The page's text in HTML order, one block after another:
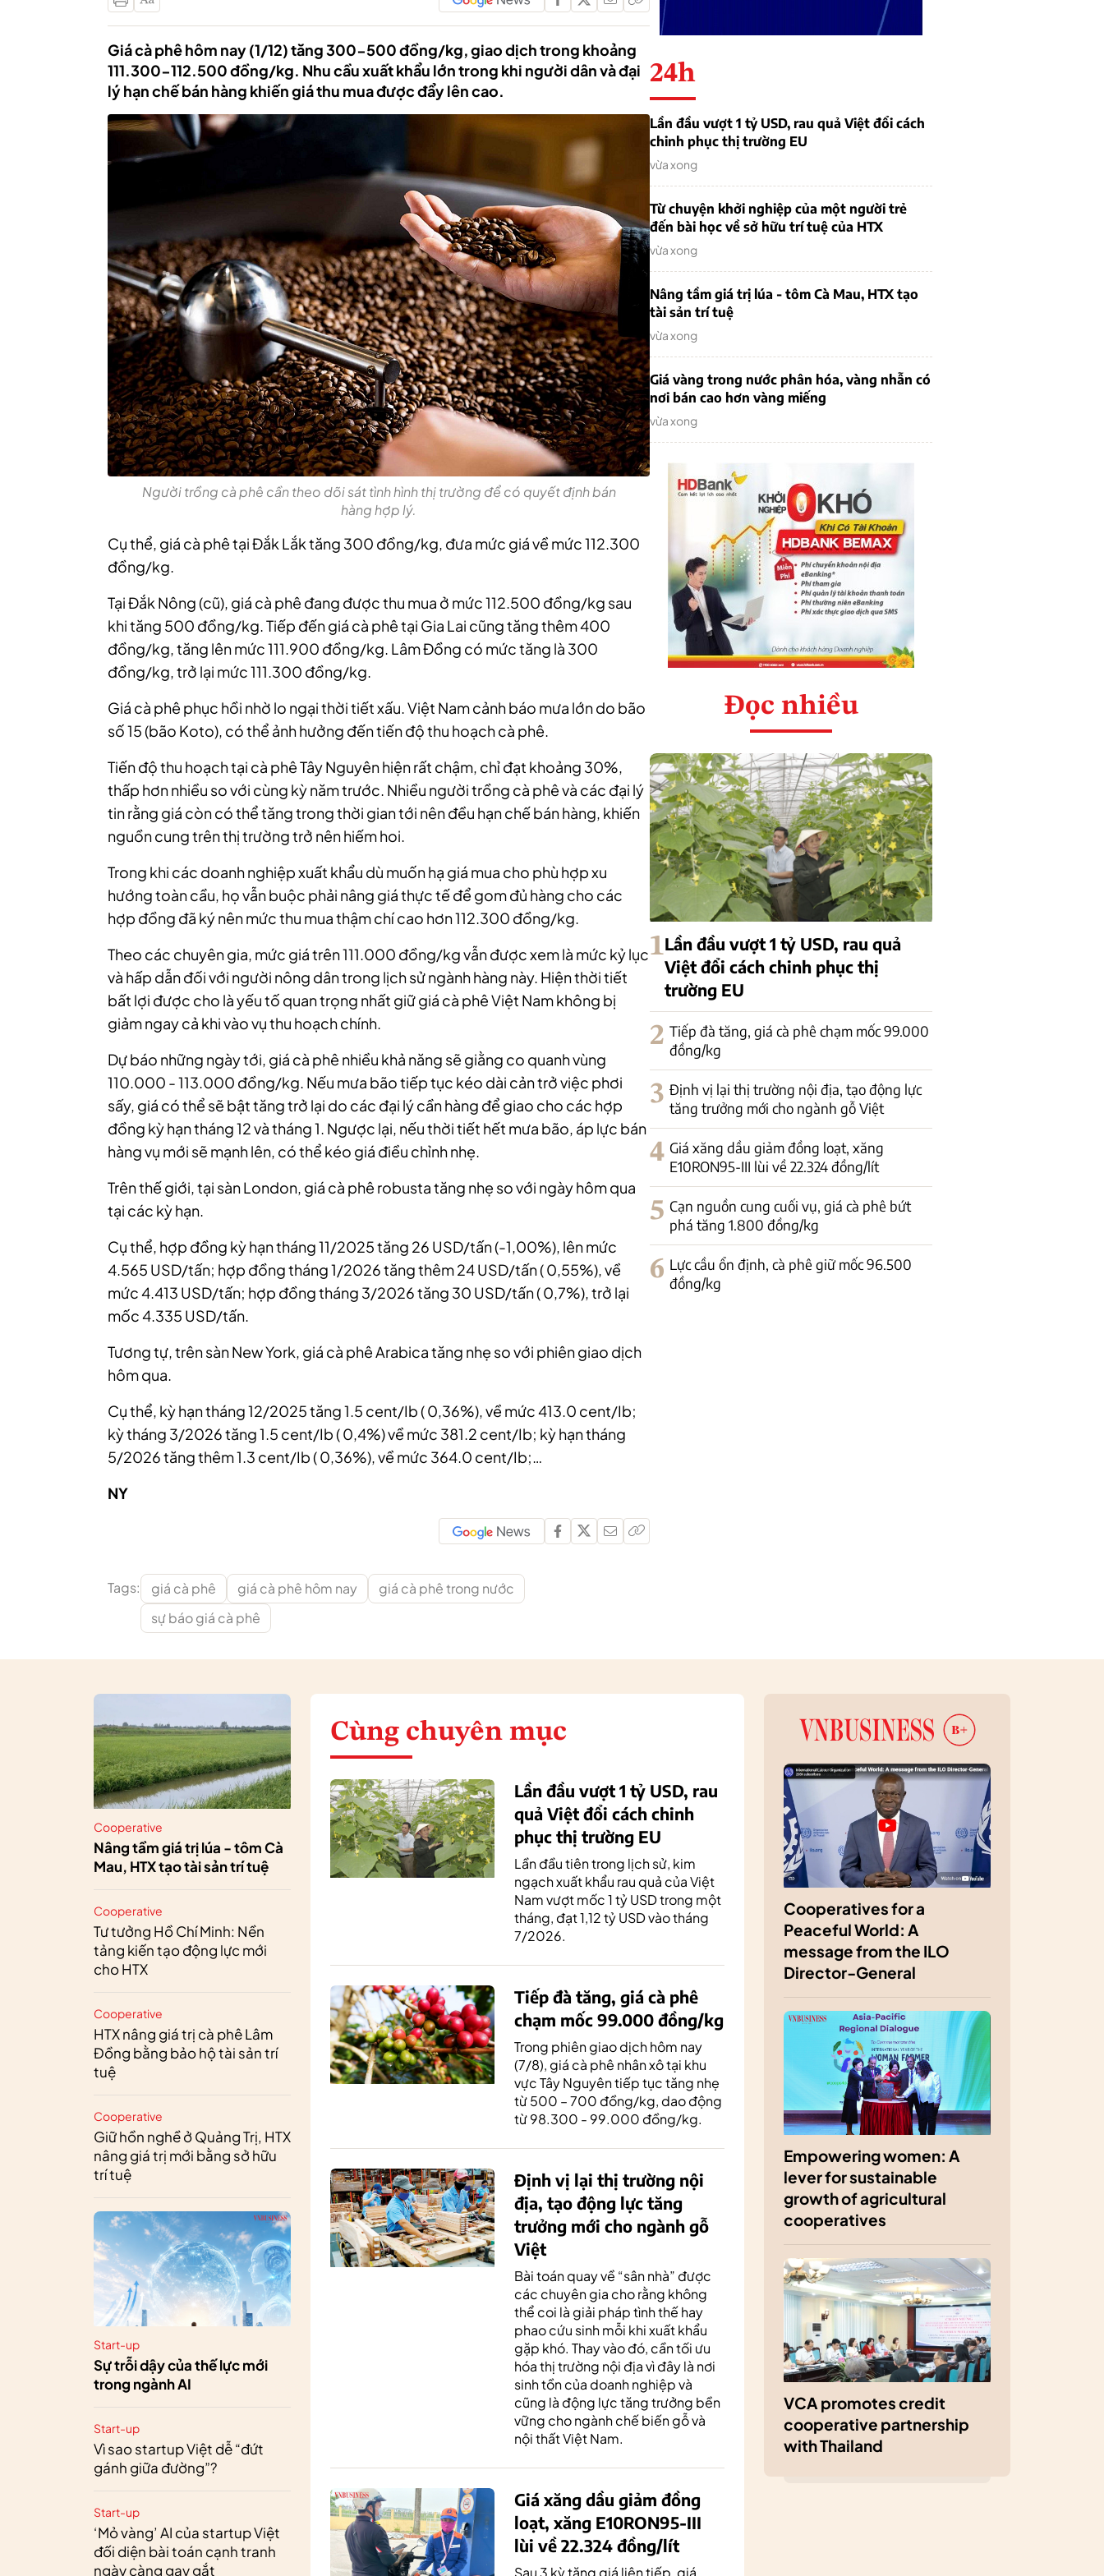
Giá cà phê hôm nay (1/12) tăng 300-500 đồng/kg, giao dịch trong khoảng
111.300-112.500 đồng/kg. Nhu cầu xuất khẩu lớn trong khi người dân và đại
lý hạn chế bán hàng khiến giá thu mua được đẩy lên cao.
Người trồng cà phê cần theo dõi sát tình hình thị trường để có quyết định bán
hàng hợp lý.
Cụ thể, giá cà phê tại Đắk Lắk tăng 300 đồng/kg, đưa mức giá về mức 112.300
đồng/kg.
Tại Đắk Nông (cũ), giá cà phê đang được thu mua ở mức 112.500 đồng/kg sau
khi tăng 500 đồng/kg. Tiếp đến giá cà phê tại Gia Lai cũng tăng thêm 400
đồng/kg, tăng lên mức 111.900 đồng/kg. Lâm Đồng có mức tăng là 300
đồng/kg, trở lại mức 111.300 đồng/kg.
Giá cà phê phục hồi nhờ lo ngại thời tiết xấu. Việt Nam cảnh báo mưa lớn do bão
số 15 (bão Koto), có thể ảnh hưởng đến tiến độ thu hoạch cà phê.
Tiến độ thu hoạch tại cà phê Tây Nguyên hiện rất chậm, chỉ đạt khoảng 30%,
thấp hơn nhiều so với cùng kỳ năm trước. Nhiều người trồng cà phê và các đại lý
tin rằng giá còn có thể tăng trong thời gian tới nên đều hạn chế bán hàng, khiến
nguồn cung trên thị trường trở nên hiếm hoi.
Trong khi các doanh nghiệp xuất khẩu dù muốn hạ giá mua cho phù hợp xu
hướng toàn cầu, họ vẫn buộc phải nâng giá thực tế để gom đủ hàng cho các
hợp đồng đã ký nên mức thu mua thậm chí cao hơn 112.300 đồng/kg.
Theo các chuyên gia, mức giá trên 111.000 đồng/kg vẫn được xem là mức kỷ lục
và hấp dẫn đối với người nông dân trong lịch sử ngành hàng này. Hiện thời tiết
bất lợi được cho là yếu tố quan trọng nhất giữ giá cà phê Việt Nam không bị
giảm ngay cả khi vào vụ thu hoạch chính.
Dự báo những ngày tới, giá cà phê nhiều khả năng sẽ giằng co quanh vùng
110.000 - 113.000 đồng/kg. Nếu mưa bão tiếp tục kéo dài cản trở việc phơi
sấy, giá có thể sẽ bật tăng trở lại do các đại lý cần hàng để giao cho các hợp
đồng kỳ hạn tháng 12 và tháng 1. Ngược lại, nếu thời tiết hết mưa bão, áp lực bán
hàng vụ mới sẽ mạnh lên, có thể kéo giá điều chỉnh nhẹ.
Trên thế giới, tại sàn London, giá cà phê robusta tăng nhẹ so với ngày hôm qua
tại các kỳ hạn.
Cụ thể, hợp đồng kỳ hạn tháng 11/2025 tăng 26 USD/tấn (-1,00%), lên mức
4.565 USD/tấn; hợp đồng tháng 1/2026 tăng thêm 24 USD/tấn ( 0,55%), về
mức 4.413 USD/tấn; hợp đồng tháng 3/2026 tăng 30 USD/tấn ( 0,7%), trở lại
mốc 4.335 USD/tấn.
Tương tự, trên sàn New York, giá cà phê Arabica tăng nhẹ so với phiên giao dịch
hôm qua.
Cụ thể, kỳ hạn tháng 12/2025 tăng 1.5 cent/Ib ( 0,36%), về mức 413.0 cent/Ib;
kỳ tháng 3/2026 tăng 1.5 cent/Ib ( 0,4%) về mức 381.2 cent/Ib; kỳ hạn tháng
5/2026 tăng thêm 1.3 cent/Ib ( 0,36%), về mức 364.0 cent/Ib;…
NY
Tags: giá cà phê giá cà phê hôm nay
giá cà phê trong nước
sự báo giá cà phê
24h
Lần đầu vượt 1 tỷ USD, rau quả Việt đổi cách
chinh phục thị trường EU
vừa xong
Từ chuyện khởi nghiệp của một người trẻ
đến bài học về sở hữu trí tuệ của HTX
vừa xong
Nâng tầm giá trị lúa - tôm Cà Mau, HTX tạo
tài sản trí tuệ
vừa xong
Giá vàng trong nước phân hóa, vàng nhẫn có
nơi bán cao hơn vàng miếng
vừa xong
Đọc nhiều
1Lần đầu vượt 1 tỷ USD, rau quả
Việt đổi cách chinh phục thị
trường EU
2 Tiếp đà tăng, giá cà phê chạm mốc 99.000
đồng/kg
3 Định vị lại thị trường nội địa, tạo động lực
tăng trưởng mới cho ngành gỗ Việt
4 Giá xăng dầu giảm đồng loạt, xăng
E10RON95-III lùi về 22.324 đồng/lít
5 Cạn nguồn cung cuối vụ, giá cà phê bứt
phá tăng 1.800 đồng/kg
6 Lực cầu ổn định, cà phê giữ mốc 96.500
đồng/kg
Cooperative
Nâng tầm giá trị lúa - tôm Cà
Mau, HTX tạo tài sản trí tuệ
Cooperative
Tư tưởng Hồ Chí Minh: Nền
tảng kiến tạo động lực mới
cho HTX
Cooperative
HTX nâng giá trị cà phê Lâm
Đồng bằng bảo hộ tài sản trí
tuệ
Cooperative
Giữ hồn nghề ở Quảng Trị, HTX
nâng giá trị mới bằng sở hữu
trí tuệ
Start-up
Sự trỗi dậy của thế lực mới
trong ngành AI
Start-up
Vì sao startup Việt dễ “đứt
gánh giữa đường”?
Start-up
‘Mỏ vàng’ AI của startup Việt
đối diện bài toán cạnh tranh
ngày càng gay gắt
Cùng chuyên mục
Lần đầu vượt 1 tỷ USD, rau
quả Việt đổi cách chinh
phục thị trường EU
Lần đầu tiên trong lịch sử, kim
ngạch xuất khẩu rau quả của Việt
Nam vượt mốc 1 tỷ USD trong một
tháng, đạt 1,12 tỷ USD vào tháng
7/2026.
Tiếp đà tăng, giá cà phê
chạm mốc 99.000 đồng/kg
Trong phiên giao dịch hôm nay
(7/8), giá cà phê nhân xô tại khu
vực Tây Nguyên tiếp tục tăng nhẹ
từ 500 – 700 đồng/kg, dao động
từ 98.300 - 99.000 đồng/kg.
Định vị lại thị trường nội
địa, tạo động lực tăng
trưởng mới cho ngành gỗ
Việt
Bài toán quay về “sân nhà” được
các chuyên gia cho rằng không
thể coi là giải pháp tình thế hay
phao cứu sinh mỗi khi xuất khẩu
gặp khó. Thay vào đó, cần tối ưu
hóa thị trường nội địa vì đây là nơi
sinh tồn của doanh nghiệp và
cũng là động lực tăng trưởng bền
vững cho ngành chế biến gỗ và
nội thất Việt Nam.
Giá xăng dầu giảm đồng
loạt, xăng E10RON95-III
lùi về 22.324 đồng/lít
Sau 3 kỳ tăng giá liên tiếp, giá
Cooperatives for a
Peaceful World: A
message from the ILO
Director-General
Empowering women: A
lever for sustainable
growth of agricultural
cooperatives
VCA promotes credit
cooperative partnership
with Thailand